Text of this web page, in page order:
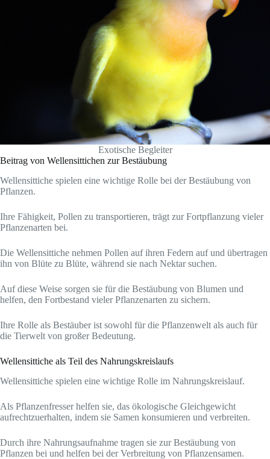
Exotische Begleiter
Beitrag von Wellensittichen zur Bestäubung
Wellensittiche spielen eine wichtige Rolle bei der Bestäubung von
Pflanzen.
Ihre Fähigkeit, Pollen zu transportieren, trägt zur Fortpflanzung vieler
Pflanzenarten bei.
Die Wellensittiche nehmen Pollen auf ihren Federn auf und übertragen
ihn von Blüte zu Blüte, während sie nach Nektar suchen.
Auf diese Weise sorgen sie für die Bestäubung von Blumen und
helfen, den Fortbestand vieler Pflanzenarten zu sichern.
Ihre Rolle als Bestäuber ist sowohl für die Pflanzenwelt als auch für
die Tierwelt von großer Bedeutung.
Wellensittiche als Teil des Nahrungskreislaufs
Wellensittiche spielen eine wichtige Rolle im Nahrungskreislauf.
Als Pflanzenfresser helfen sie, das ökologische Gleichgewicht
aufrechtzuerhalten, indem sie Samen konsumieren und verbreiten.
Durch ihre Nahrungsaufnahme tragen sie zur Bestäubung von
Pflanzen bei und helfen bei der Verbreitung von Pflanzensamen.